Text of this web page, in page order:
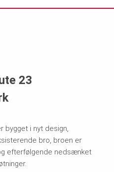
23
bygget i nyt design,
bro, broen er
efterfølgende nedsænket